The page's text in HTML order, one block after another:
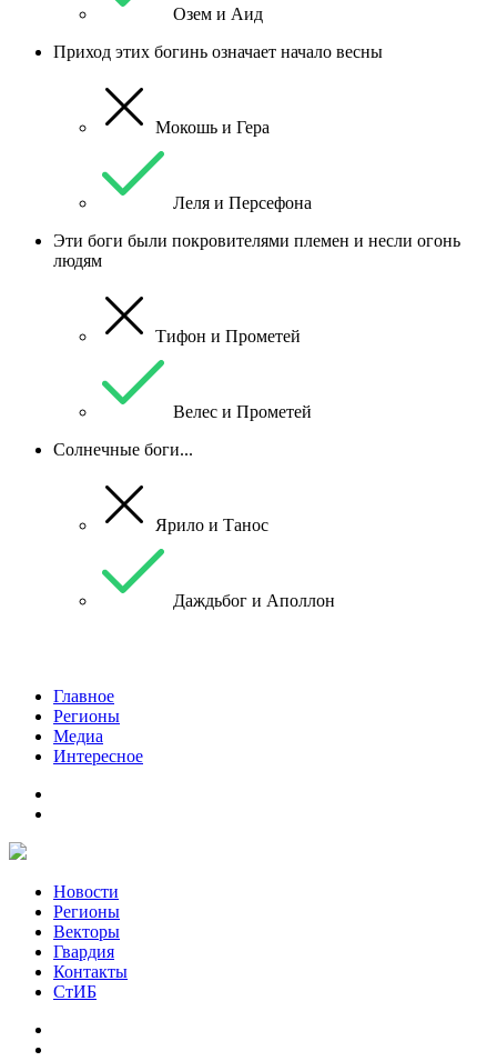
Озем и Аид
Приход этих богинь означает начало весны
Мокошь и Гера
Леля и Персефона
Эти боги были покровителями племен и несли огонь
людям
Тифон и Прометей
Велес и Прометей
Солнечные боги...
Ярило и Танос
Даждьбог и Аполлон
Главное
Регионы
Медиа
Интересное
Новости
Регионы
Векторы
Гвардия
Контакты
СтИБ